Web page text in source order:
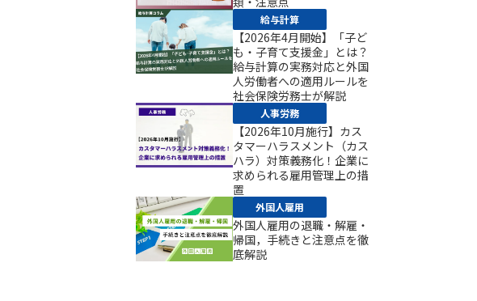
給与計算
【2026年4月開始】「子ど
も・子育て支援金」とは？
給与計算の実務対応と外国
人労働者への適用ルールを
社会保険労務士が解説
人事労務
【2026年10月施行】カス
タマーハラスメント（カス
ハラ）対策義務化！企業に
求められる雇用管理上の措
置
外国人雇用
外国人雇用の退職・解雇・
帰国，手続きと注意点を徹
底解説